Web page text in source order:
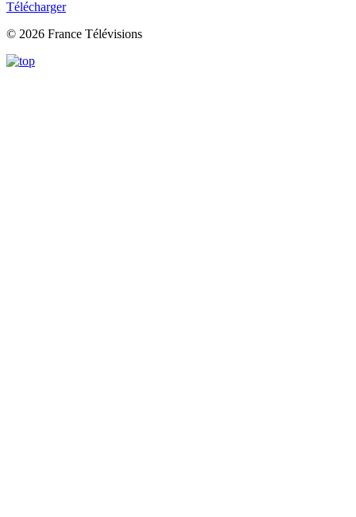
Télécharger
© 2026 France Télévisions